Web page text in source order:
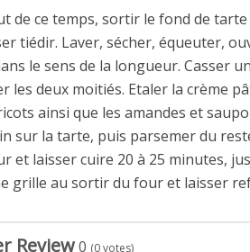
de ce temps, sortir le fond de
tiédir. Laver, sécher, équeuter,
le sens de la longueur. Casser
les deux moitiés. Etaler la crème
ainsi que les amandes et
sur la tarte, puis parsemer du
et laisser cuire 20 à 25 minutes,
grille au sortir du four et laisser
Review0 (0votes)